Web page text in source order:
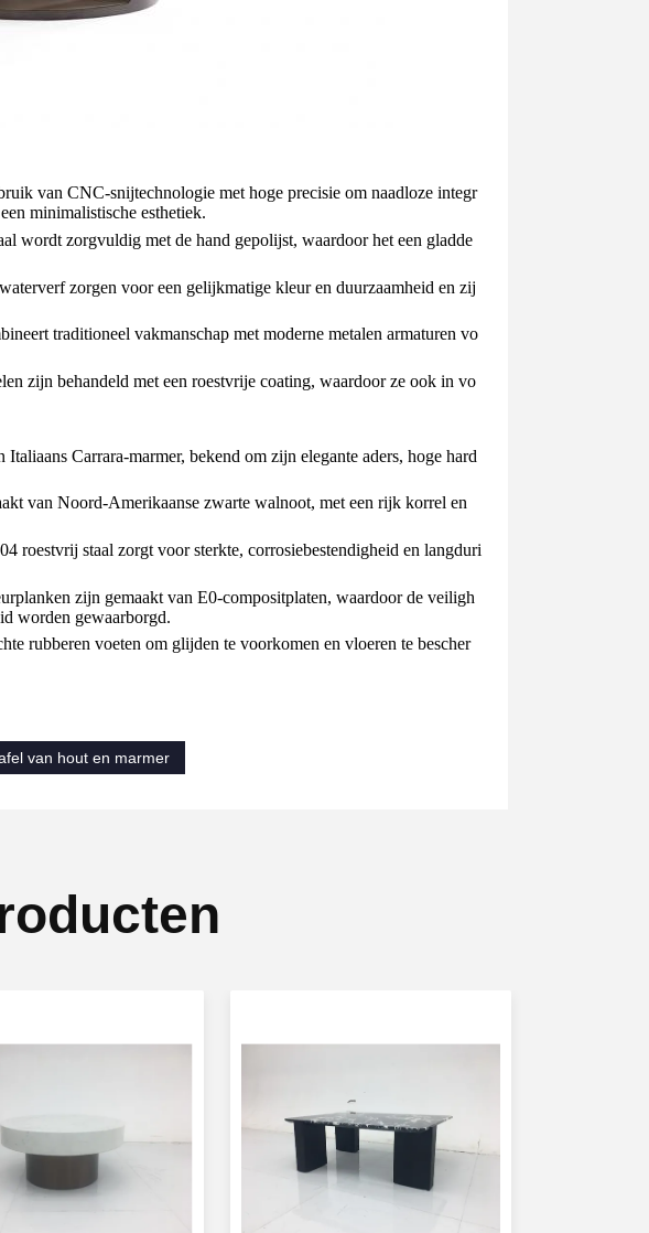
van CNC-snijtechnologie met hoge precisie om naadloze integr
minimalistische esthetiek.
wordt zorgvuldig met de hand gepolijst, waardoor het een gladde
zorgen voor een gelijkmatige kleur en duurzaamheid en zij
traditioneel vakmanschap met moderne metalen armaturen vo
zijn behandeld met een roestvrije coating, waardoor ze ook in vo
Italiaans Carrara-marmer, bekend om zijn elegante aders, hoge hard
van Noord-Amerikaanse zwarte walnoot, met een rijk korrel en
roestvrij staal zorgt voor sterkte, corrosiebestendigheid en langduri
zijn gemaakt van E0-compositplaten, waardoor de veiligh
worden gewaarborgd.
rubberen voeten om glijden te voorkomen en vloeren te bescher
van hout en marmer